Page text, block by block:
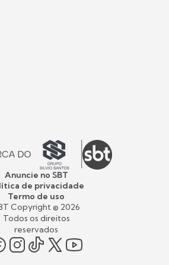
Anuncie no SBT
de privacidade
Termo de uso
Copyright © 2026
Todos os direitos
reservados